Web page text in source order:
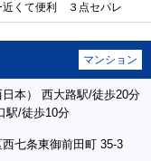
近くて便利 ３点セパレ
マンション
本） 西大路駅/徒歩20分
駅/徒歩10分
七条東御前田町 35-3